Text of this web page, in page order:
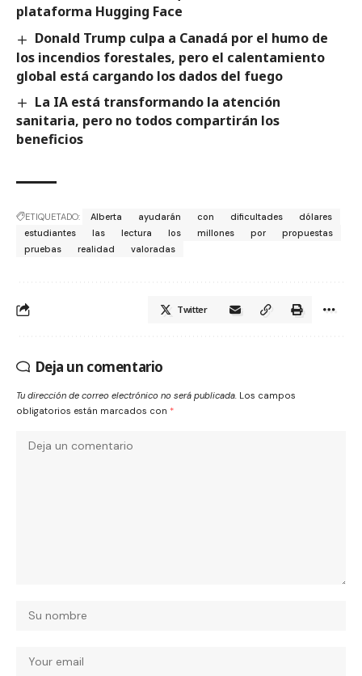
plataforma Hugging Face
Donald Trump culpa a Canadá por el humo de
los incendios forestales, pero el calentamiento
global está cargando los dados del fuego
La IA está transformando la atención
sanitaria, pero no todos compartirán los
beneficios
ETIQUETADO: Alberta ayudarán con dificultades
dólares
estudiantes
las lectura los millones por
propuestas
pruebas
realidad valoradas
Twitter
Deja un comentario
Tu dirección de correo electrónico no será publicada. Los campos
obligatorios están marcados con *